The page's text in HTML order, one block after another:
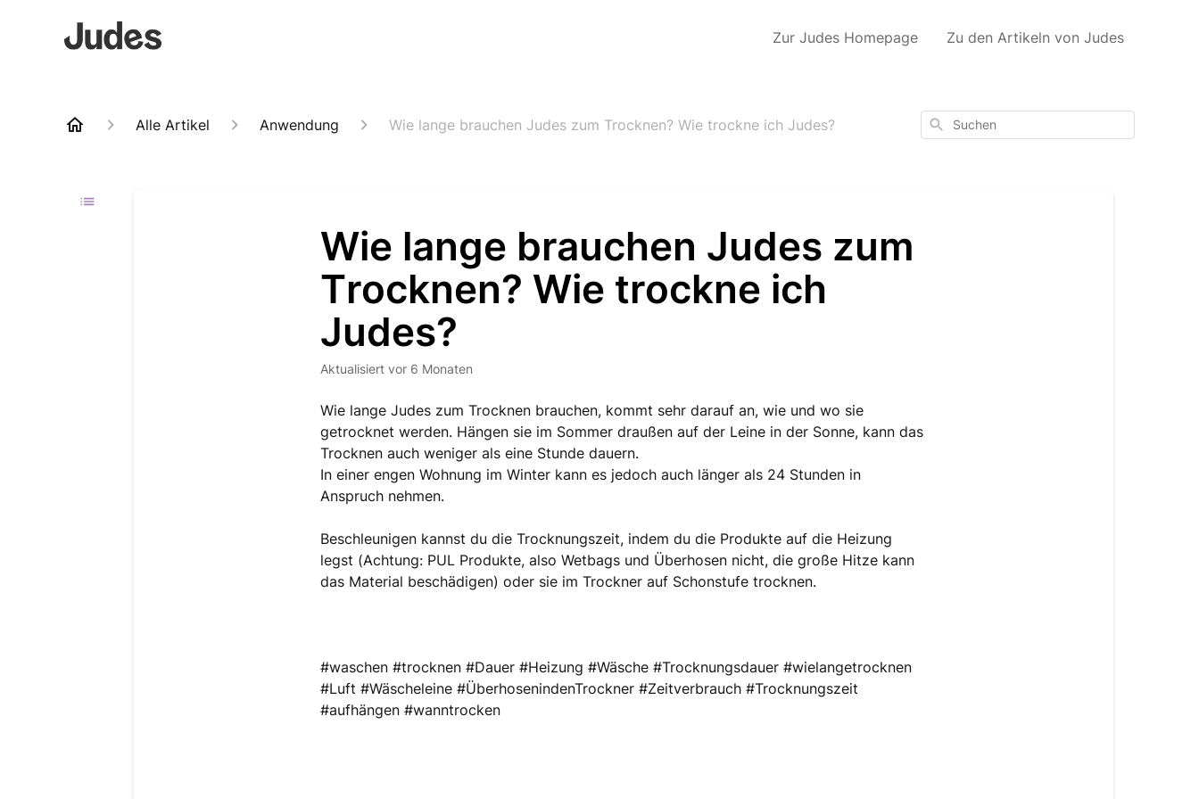
Zur Judes Homepage Zu den Artikeln von Judes
Alle Artikel Anwendung Wie lange brauchen Judes zum Trocknen? Wie trockne ich Judes? Suchen
Wie lange brauchen Judes zum
Trocknen? Wie trockne ich
Judes?
Aktualisiert vor 6 Monaten
Wie lange Judes zum Trocknen brauchen, kommt sehr darauf an, wie und wo sie
getrocknet werden. Hängen sie im Sommer draußen auf der Leine in der Sonne, kann das
Trocknen auch weniger als eine Stunde dauern.
In einer engen Wohnung im Winter kann es jedoch auch länger als 24 Stunden in
Anspruch nehmen.
Beschleunigen kannst du die Trocknungszeit, indem du die Produkte auf die Heizung
legst (Achtung: PUL Produkte, also Wetbags und Überhosen nicht, die große Hitze kann
das Material beschädigen) oder sie im Trockner auf Schonstufe trocknen.
#waschen #trocknen #Dauer #Heizung #Wäsche #Trocknungsdauer #wielangetrocknen
#Luft #Wäscheleine #ÜberhosenindenTrockner #Zeitverbrauch #Trocknungszeit
#aufhängen #wanntrocken